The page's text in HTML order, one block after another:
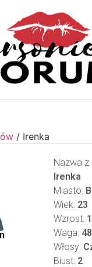
/ Irenka
Nazwa z
Irenka
Miasto:
Wiek: 23
Wzrost:
Waga:
Włosy:
Biust: 2